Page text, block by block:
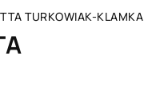
TURKOWIAK-KLAMKA